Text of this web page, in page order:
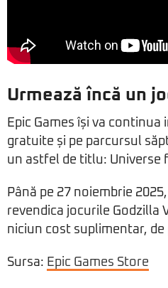
Urmează încă un
Epic Games își va
gratuite și pe parcursul
un astfel de titlu: Universe
Până pe 27 noiembrie
revendica jocurile Godzilla
niciun cost suplimentar, de
Sursa: Epic Games Store